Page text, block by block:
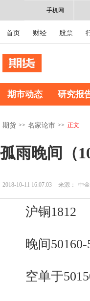
手机网
首页 财经 股票
期市动态 研究报
期货 >> 名家论市 >> 正文
孤雨晚间（
2018-10-11 16:07:03 来源： 中
沪铜1812
晚间50160-
空单于